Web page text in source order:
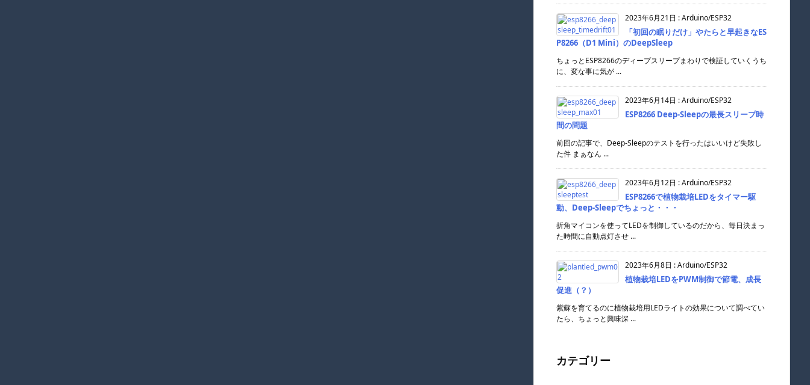
2023年6月21日 :Arduino/ESP32
「初回の眠りだけ」やたらと早起きなES
P8266（D1 Mini）のDeepSleep
ちょっとESP8266のディープスリープまわりで検証していくうち
に、変な事に気が ...
2023年6月14日 :Arduino/ESP32
ESP8266 Deep-Sleepの最長スリープ時
間の問題
前回の記事で、Deep-Sleepのテストを行ったはいいけど失敗し
た件 まぁなん ...
2023年6月12日 :Arduino/ESP32
ESP8266で植物栽培LEDをタイマー駆
動、Deep-Sleepでちょっと・・・
折角マイコンを使ってLEDを制御しているのだから、毎日決まっ
た時間に自動点灯させ ...
2023年6月8日 :Arduino/ESP32
植物栽培LEDをPWM制御で節電、成長
促進（？）
紫蘇を育てるのに植物栽培用LEDライトの効果について調べてい
たら、ちょっと興味深 ...
カテゴリー